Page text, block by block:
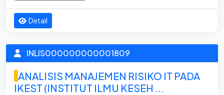
Detail
INLIS000000000001809
ANALISIS MANAJEMEN RISIKO IT PADA
IKEST (INSTITUT ILMU KESEH ...